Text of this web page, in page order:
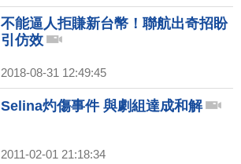
不能逼人拒賺新台幣！聯航出奇招盼
引仿效
2018-08-31 12:49:45
Selina灼傷事件 與劇組達成和解
2011-02-01 21:18:34